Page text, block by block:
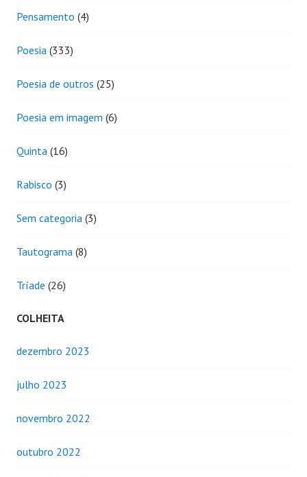
Pensamento (4)
Poesia (333)
Poesia de outros (25)
Poesia em imagem (6)
Quinta (16)
Rabisco (3)
Sem categoria (3)
Tautograma (8)
Tríade (26)
COLHEITA
dezembro 2023
julho 2023
novembro 2022
outubro 2022